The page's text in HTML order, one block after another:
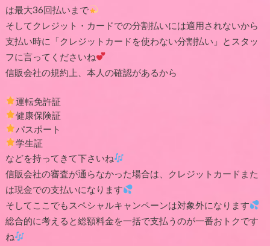
は最大36回払いまで
そしてクレジット・カードでの分割払いには適用されないから
支払い時に「クレジットカードを使わない分割払い」とスタッ
フに言ってくださいね
信販会社の規約上、本人の確認があるから
運転免許証
健康保険証
パスポート
学生証
などを持ってきて下さいね
信販会社の審査が通らなかった場合は、クレジットカードまた
は現金での支払いになります
そしてここでもスペシャルキャンペーンは対象外になります
総合的に考えると総額料金を一括で支払うのが一番おトクです
ね